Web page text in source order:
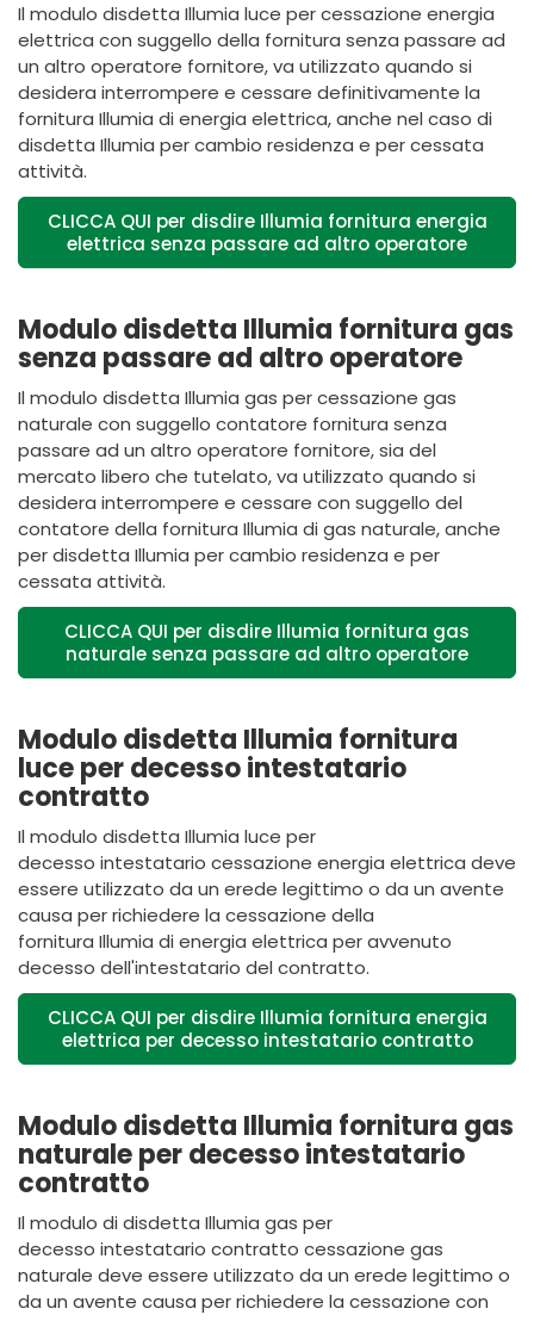
Il modulo disdetta Illumia luce per cessazione energia
elettrica con suggello della fornitura senza passare ad
un altro operatore fornitore, va utilizzato quando si
desidera interrompere e cessare definitivamente la
fornitura Illumia di energia elettrica, anche nel caso di
disdetta Illumia per cambio residenza e per cessata
attività.
CLICCA QUI per disdire Illumia fornitura energia
elettrica senza passare ad altro operatore
Modulo disdetta Illumia fornitura gas
senza passare ad altro operatore
Il modulo disdetta Illumia gas per cessazione gas
naturale con suggello contatore fornitura senza
passare ad un altro operatore fornitore, sia del
mercato libero che tutelato, va utilizzato quando si
desidera interrompere e cessare con suggello del
contatore della fornitura Illumia di gas naturale, anche
per disdetta Illumia per cambio residenza e per
cessata attività.
CLICCA QUI per disdire Illumia fornitura gas
naturale senza passare ad altro operatore
Modulo disdetta Illumia fornitura
luce per decesso intestatario
contratto
Il modulo disdetta Illumia luce per
decesso intestatario cessazione energia elettrica deve
essere utilizzato da un erede legittimo o da un avente
causa per richiedere la cessazione della
fornitura Illumia di energia elettrica per avvenuto
decesso dell'intestatario del contratto.
CLICCA QUI per disdire Illumia fornitura energia
elettrica per decesso intestatario contratto
Modulo disdetta Illumia fornitura gas
naturale per decesso intestatario
contratto
Il modulo di disdetta Illumia gas per
decesso intestatario contratto cessazione gas
naturale deve essere utilizzato da un erede legittimo o
da un avente causa per richiedere la cessazione con